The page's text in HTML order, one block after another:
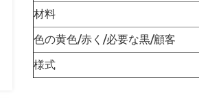
材料
色の黄色/赤く/必要な黒/顧客
様式